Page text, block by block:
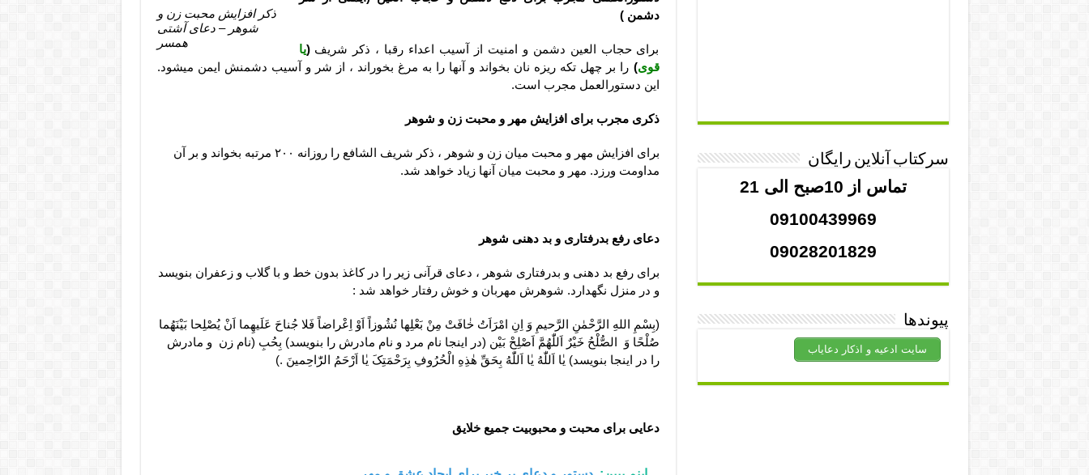
ذکر افزایش محبت زن و
شوهر – دعای آشتی
همسر
دشمن )
برای حجاب العین دشمن و امنیت از آسیب اعداء رقبا ، ذکر شریف(یا
قوی) را بر چهل تکه ریزه نان بخواند و آنها را به مرغ بخوراند ، از شر و آسیب دشمنش ایمن میشود.
این دستورالعمل مجرب است.
ذکری مجرب برای افزایش مهر و محبت زن و شوهر
برای افزایش مهر و محبت میان زن و شوهر ، ذکر شریف الشافع را روزانه ۲۰۰ مرتبه بخواند و بر آن
مداومت ورزد. مهر و محبت میان آنها زیاد خواهد شد.
دعای رفع بدرفتاری و بد دهنی شوهر
برای رفع بد دهنی و بدرفتاری شوهر ، دعای قرآنی زیر را در کاغذ بدون خط و با گلاب و زعفران بنویسد
و در منزل نگهدارد. شوهرش مهربان و خوش رفتار خواهد شد :
(بِسْمِ اللهِ الرَّحْمٰنِ الرَّحیمِ وَ اِنِ امْرَاَتُ خٰافَتْ مِنْ بَعْلِها نُشُوزاً اَوْ اِعْراضاً فَلا جُناحَ عَلَیهِما اَنْ یُصْلِحا بَیْنَهُما
صُلْحًا وَ الصُّلْحُ خَیْرٌ اَللّٰهُمَّ اَصْلِحْ بَیْن (در اینجا نام مرد و نام مادرش را بنویسد) بِحُبِ (نام زن و مادرش
را در اینجا بنویسد) یٰا اَللّٰهُ یٰا اَللّٰهُ بِحَقِّ هٰذِهِ الْحُرُوفِ بِرَحْمَتِکَ یٰا اَرْحَمُ الرّٰاحِمینَ .)
دعایی برای محبت و محبوبیت جمیع خلایق
سرکتاب آنلاین رایگان
تماس از 10صبح الی 21
09100439969
09028201829
پیوندها
سایت ادعیه و اذکار دعایاب